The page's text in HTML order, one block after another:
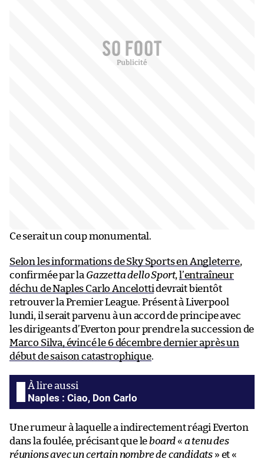
Ce serait un coup monumental.
Selon les informations de Sky Sports en Angleterre,
confirmée par la Gazzetta dello Sport, l’entraîneur
déchu de Naples Carlo Ancelottidevrait bientôt
retrouver la Premier League. Présent à Liverpool
lundi, il serait parvenu à un accord de principe avec
les dirigeants d’Everton pour prendre la succession de
Marco Silva, évincé le 6 décembre dernier après un
début de saison catastrophique.
Naples : Ciao, Don Carlo
Une rumeur à laquelle a indirectement réagi Everton
dans la foulée, précisant que le board « a tenu des
réunions avec un certain nombre de candidats » et «